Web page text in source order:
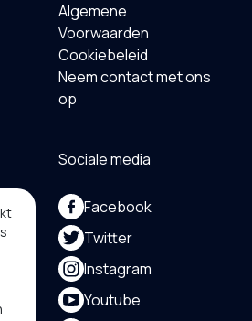
Algemene
Voorwaarden
Cookiebeleid
Neem contact met ons
op
Sociale media
Facebook
Twitter
Instagram
Youtube